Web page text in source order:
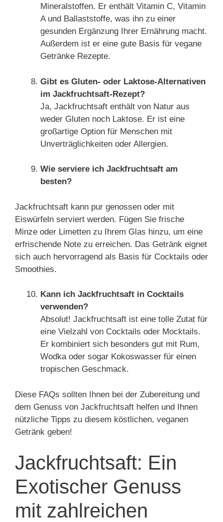
Mineralstoffen. Er enthält Vitamin C, Vitamin
A und Ballaststoffe, was ihn zu einer
gesunden Ergänzung Ihrer Ernährung macht.
Außerdem ist er eine gute Basis für vegane
Getränke Rezepte.
Gibt es Gluten- oder Laktose-Alternativen
im Jackfruchtsaft-Rezept?
Ja, Jackfruchtsaft enthält von Natur aus
weder Gluten noch Laktose. Er ist eine
großartige Option für Menschen mit
Unverträglichkeiten oder Allergien.
Wie serviere ich Jackfruchtsaft am
besten?
Jackfruchtsaft kann pur genossen oder mit
Eiswürfeln serviert werden. Fügen Sie frische
Minze oder Limetten zu Ihrem Glas hinzu, um eine
erfrischende Note zu erreichen. Das Getränk eignet
sich auch hervorragend als Basis für Cocktails oder
Smoothies.
Kann ich Jackfruchtsaft in Cocktails
verwenden?
Absolut! Jackfruchtsaft ist eine tolle Zutat für
eine Vielzahl von Cocktails oder Mocktails.
Er kombiniert sich besonders gut mit Rum,
Wodka oder sogar Kokoswasser für einen
tropischen Geschmack.
Diese FAQs sollten Ihnen bei der Zubereitung und
dem Genuss von Jackfruchtsaft helfen und Ihnen
nützliche Tipps zu diesem köstlichen, veganen
Getränk geben!
Jackfruchtsaft: Ein
Exotischer Genuss
mit zahlreichen